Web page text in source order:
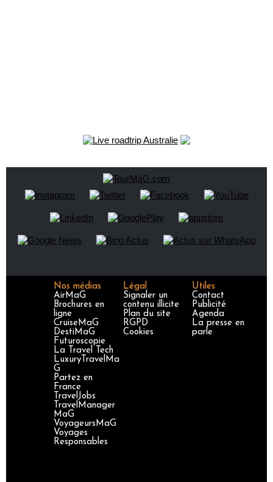
Nos médias
AirMaG
Brochures en
ligne
CruiseMaG
DestiMaG
Futuroscopie
La Travel Tech
LuxuryTravelMa
G
Partez en
France
TravelJobs
TravelManager
MaG
VoyageursMaG
Voyages
Responsables
Légal
Signaler un
contenu illicite
Plan du site
RGPD
Cookies
Utiles
Contact
Publicité
Agenda
La presse en
parle